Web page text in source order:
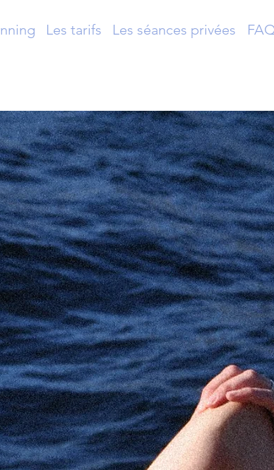
Les tarifs Les séances privées
à
ton
ton